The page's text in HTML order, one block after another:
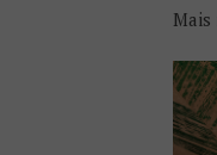
Mais